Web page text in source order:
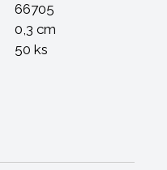
66705
0,3 cm
50 ks